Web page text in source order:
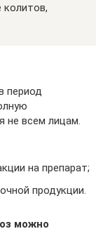
период
не всем лицам.
на препарат;
продукции.
можно